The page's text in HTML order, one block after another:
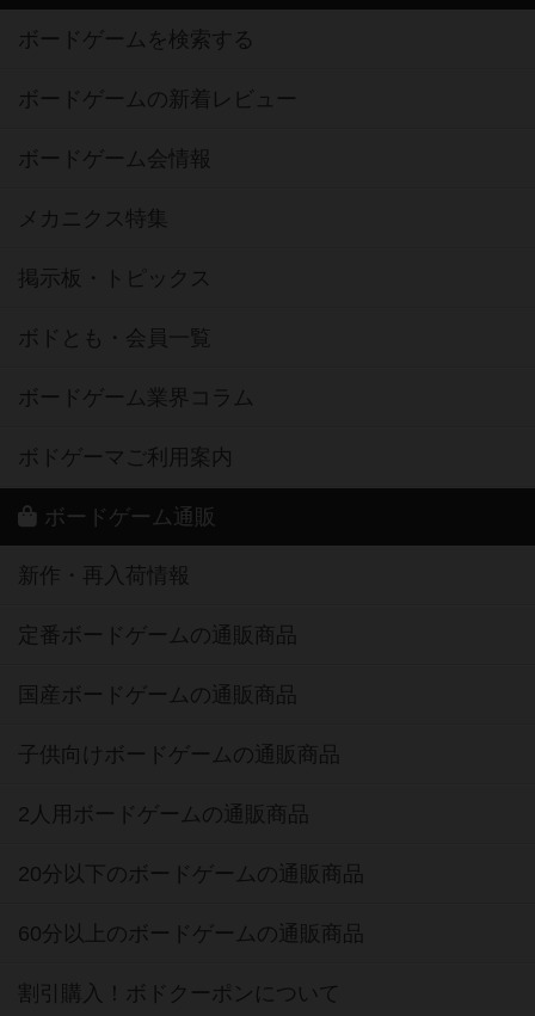
ボードゲームを検索する
ボードゲームの新着レビュー
ボードゲーム会情報
メカニクス特集
掲示板・トピックス
ボドとも・会員一覧
ボードゲーム業界コラム
ボドゲーマご利用案内
ボードゲーム通販
新作・再入荷情報
定番ボードゲームの通販商品
国産ボードゲームの通販商品
子供向けボードゲームの通販商品
2人用ボードゲームの通販商品
20分以下のボードゲームの通販商品
60分以上のボードゲームの通販商品
割引購入！ボドクーポンについて